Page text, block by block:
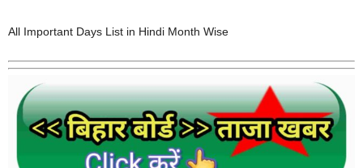
All Important Days List in Hindi Month Wise